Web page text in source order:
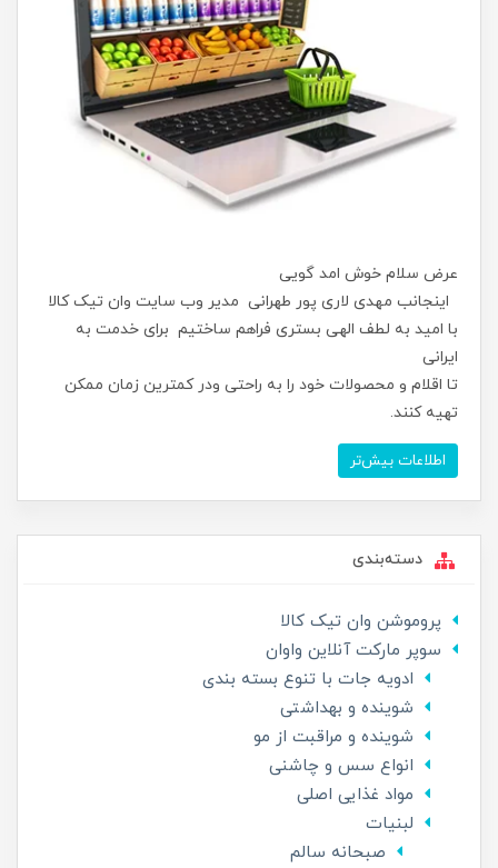
عرض سلام خوش امد گویی
اینجانب مهدی لاری پور طهرانی مدیر وب سایت وان تیک کالا
با امید به لطف الهی بستری فراهم ساختیم برای خدمت به
ایرانی
تا اقلام و محصولات خود را به راحتی ودر کمترین زمان ممکن
تهیه کنند.
اطلاعات بیش‌تر
دسته‌بندی
پروموشن وان تیک کالا
سوپر مارکت آنلاین واوان
ادویه جات با تنوع بسته بندی
شوینده و بهداشتی
شوینده و مراقبت از مو
انواع سس و چاشنی
مواد غذایی اصلی
لبنیات
صبحانه سالم